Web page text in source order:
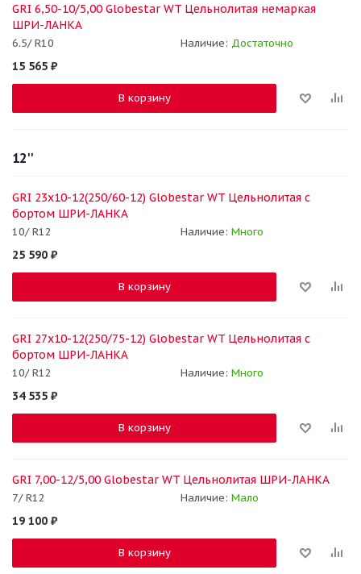
GRI 6,50-10/5,00 Globestar WT Цельнолитая немаркая
ШРИ-ЛАНКА
6.5/ R10 Наличие: Достаточно
15 565 ₽
В корзину
12''
GRI 23x10-12(250/60-12) Globestar WT Цельнолитая с
бортом ШРИ-ЛАНКА
10/ R12 Наличие: Много
25 590 ₽
В корзину
GRI 27x10-12(250/75-12) Globestar WT Цельнолитая с
бортом ШРИ-ЛАНКА
10/ R12 Наличие: Много
34 535 ₽
В корзину
GRI 7,00-12/5,00 Globestar WT Цельнолитая ШРИ-ЛАНКА
7/ R12 Наличие: Мало
19 100 ₽
В корзину